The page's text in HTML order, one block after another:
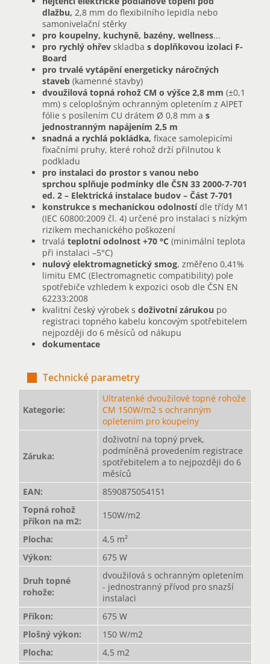
dlažbu, 2,8 mm do flexibilního lepidla nebo
samonivelační stěrky
pro koupelny, kuchyně, bazény, wellness...
pro rychlý ohřev skladba s doplňkovou izolaci F-
Board
pro trvalé vytápění energeticky náročných
staveb (kamenné stavby)
dvoužilová topná rohož CM o výšce 2,8 mm (±0,1
mm) s celoplošným ochranným opletením z AlPET
fólie s posílením CU drátem Ø 0,8 mm a s
jednostranným napájením 2,5 m
snadná a rychlá pokládka, fixace samolepicími
fixačními pruhy, které rohož drží přilnutou k
podkladu
pro instalaci do prostor s vanou nebo
sprchou splňuje podmínky dle ČSN 33 2000-7-701
ed. 2 – Elektrická instalace budov – Část 7-701
konstrukce s mechanickou odolnostídle třídy M1
(IEC 60800:2009 čl. 4) určené pro instalaci s nízkým
rizikem mechanického poškození
trvalá teplotní odolnost +70 °C (minimální teplota
při instalaci –5°C)
nulový elektromagnetický smog, změřeno 0,41%
limitu EMC (Electromagnetic compatibility) pole
spotřebiče vzhledem k expozici osob dle ČSN EN
62233:2008
kvalitní český výrobek s doživotní zárukou po
registraci topného kabelu koncovým spotřebitelem
nejpozději do 6 měsíců od nákupu
dokumentace
Technické parametry
Kategorie:
Ultratenké dvoužilové topné rohože
CM 150W/m2 s ochranným
opletením pro koupelny
Záruka:
doživotní na topný prvek,
podmíněná provedením registrace
spotřebitelem a to nejpozději do 6
měsíců
EAN:
8590875054151
Topná rohož
příkon na m2:
150W/m2
Plocha:
4,5 m²
Výkon: 675 W
Druh topné
rohože:
dvoužilová s ochranným opletením
- jednostranný přívod pro snazší
instalaci
Příkon:
675 W
Plošný výkon:
150 W/m2
Plocha:
4,5 m2